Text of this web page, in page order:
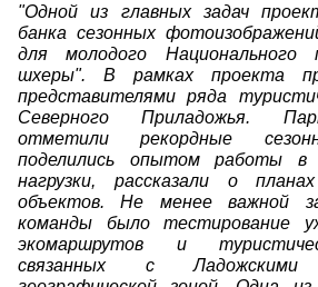
"Одной из главных задач
банка сезонных
для молодого Национального
шхеры". В рамках проекта
представителями ряда
Северного Приладожья.
отметили рекордные
поделились опытом работы в
нагрузки, рассказали о
объектов. Не менее важной
команды было тестирование
экомаршрутов и
связанных с